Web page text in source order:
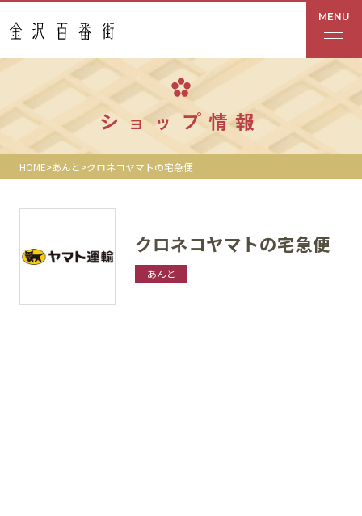
MENU
フロアガイド
あんと
Rinto
ショップ情報
HOME あんと クロネコヤマトの宅急便
クロネコヤマトの宅急便
あんと